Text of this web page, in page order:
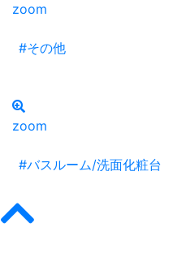
zoom
#その他
zoom
#バスルーム/洗面化粧台